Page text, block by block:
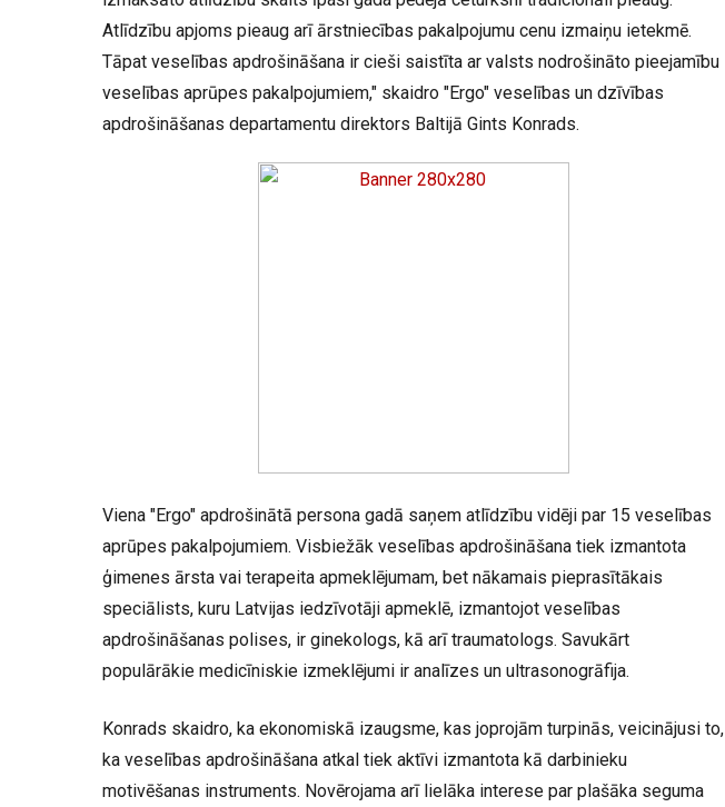
Atlīdzību apjoms pieaug arī ārstniecības pakalpojumu cenu izmaiņu ietekmē.
Tāpat veselības apdrošināšana ir cieši saistīta ar valsts nodrošināto pieejamību
veselības aprūpes pakalpojumiem," skaidro "Ergo" veselības un dzīvības
apdrošināšanas departamentu direktors Baltijā Gints Konrads.
Viena "Ergo" apdrošinātā persona gadā saņem atlīdzību vidēji par 15 veselības
aprūpes pakalpojumiem. Visbiežāk veselības apdrošināšana tiek izmantota
ģimenes ārsta vai terapeita apmeklējumam, bet nākamais pieprasītākais
speciālists, kuru Latvijas iedzīvotāji apmeklē, izmantojot veselības
apdrošināšanas polises, ir ginekologs, kā arī traumatologs. Savukārt
populārākie medicīniskie izmeklējumi ir analīzes un ultrasonogrāfija.
Konrads skaidro, ka ekonomiskā izaugsme, kas joprojām turpinās, veicinājusi to,
ka veselības apdrošināšana atkal tiek aktīvi izmantota kā darbinieku
motivēšanas instruments. Novērojama arī lielāka interese par plašāka seguma